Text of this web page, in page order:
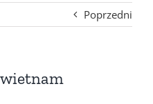
Poprzedni